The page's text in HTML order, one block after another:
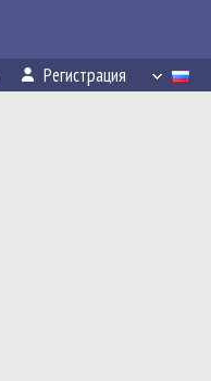
Регистрация